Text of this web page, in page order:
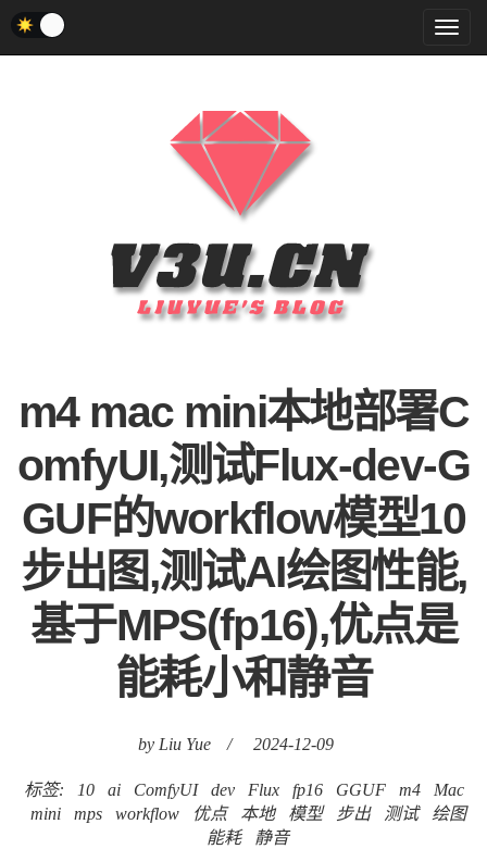
菜
单
m4 mac mini本地部署C
omfyUI,测试Flux-dev-G
GUF的workflow模型10
步出图,测试AI绘图性能,
基于MPS(fp16),优点是
能耗小和静音
by Liu Yue / 2024-12-09
标签: 10 ai ComfyUI dev Flux fp16 GGUF m4
Mac
mini
mps workflow 优点 本地 模型 步出 测试
绘图
能耗
静音